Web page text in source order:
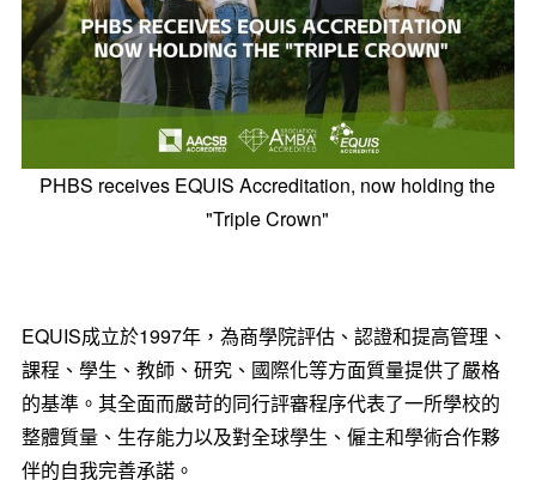
PHBS receives EQUIS Accreditation, now holding the
"Triple Crown"
EQUIS成立於1997年，為商學院評估、認證和提高管理、
課程、學生、教師、研究、國際化等方面質量提供了嚴格
的基準。其全面而嚴苛的同行評審程序代表了一所學校的
整體質量、生存能力以及對全球學生、僱主和學術合作夥
伴的自我完善承諾。